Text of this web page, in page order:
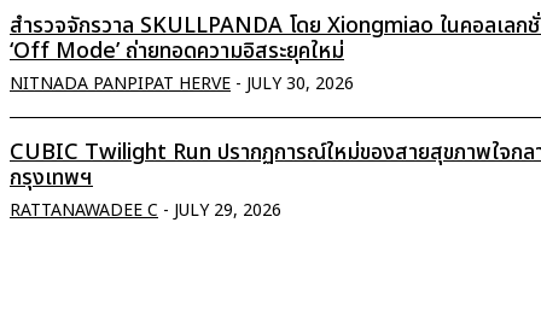
สำรวจจักรวาล SKULLPANDA โดย Xiongmiao ในคอลเลก
‘Off Mode’ ถ่ายทอดความอิสระยุคใหม่
NITNADA PANPIPAT HERVE - JULY 30, 2026
CUBIC Twilight Run ปรากฏการณ์ใหม่ของสายสุขภาพใจกล
กรุงเทพฯ
RATTANAWADEE C - JULY 29, 2026